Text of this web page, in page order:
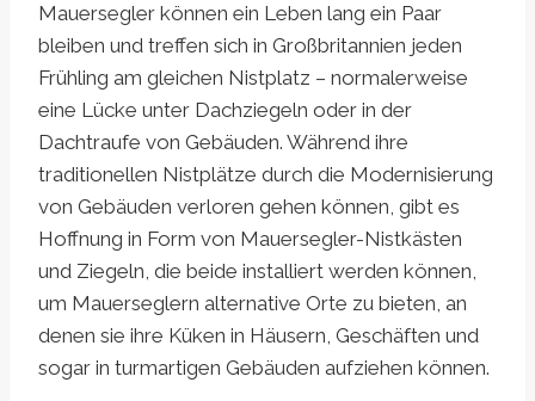
Mauersegler können ein Leben lang ein Paar
bleiben und treffen sich in Großbritannien jeden
Frühling am gleichen Nistplatz – normalerweise
eine Lücke unter Dachziegeln oder in der
Dachtraufe von Gebäuden. Während ihre
traditionellen Nistplätze durch die Modernisierung
von Gebäuden verloren gehen können, gibt es
Hoffnung in Form von Mauersegler-Nistkästen
und Ziegeln, die beide installiert werden können,
um Mauerseglern alternative Orte zu bieten, an
denen sie ihre Küken in Häusern, Geschäften und
sogar in turmartigen Gebäuden aufziehen können.